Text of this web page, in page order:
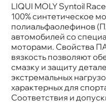
LIQUI MOLY Syntoil
100% синтетическое
полиальфаолефинов
автомобилей со
моторами. Свойства
язкость позволяют
смазку и защиту
экстремальных
характерных для
Соответствия и
язкость
10W-60
Бренд
Тип масла
Допуски
Fiat:
Спецификации
API: CF/
Объем
5л
Артикул
1944/